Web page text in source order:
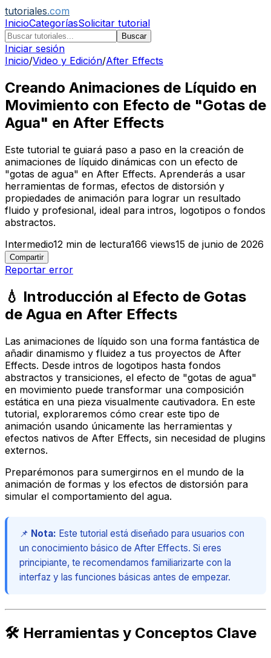
tutoriales.com
InicioCategoríasSolicitar tutorial
Buscar
Iniciar sesión
Inicio/Video y Edición/After Effects
Creando Animaciones de Líquido en
Movimiento con Efecto de "Gotas de
Agua" en After Effects
Este tutorial te guiará paso a paso en la creación de
animaciones de líquido dinámicas con un efecto de
"gotas de agua" en After Effects. Aprenderás a usar
herramientas de formas, efectos de distorsión y
propiedades de animación para lograr un resultado
fluido y profesional, ideal para intros, logotipos o fondos
abstractos.
Intermedio12 min de lectura166 views15 de junio de 2026
Compartir
Reportar error
💧 Introducción al Efecto de Gotas
de Agua en After Effects
Las animaciones de líquido son una forma fantástica de
añadir dinamismo y fluidez a tus proyectos de After
Effects. Desde intros de logotipos hasta fondos
abstractos y transiciones, el efecto de "gotas de agua"
en movimiento puede transformar una composición
estática en una pieza visualmente cautivadora. En este
tutorial, exploraremos cómo crear este tipo de
animación usando únicamente las herramientas y
efectos nativos de After Effects, sin necesidad de plugins
externos.
Preparémonos para sumergirnos en el mundo de la
animación de formas y los efectos de distorsión para
simular el comportamiento del agua.
📌 Nota: Este tutorial está diseñado para usuarios con
un conocimiento básico de After Effects. Si eres
principiante, te recomendamos familiarizarte con la
interfaz y las funciones básicas antes de empezar.
🛠️ Herramientas y Conceptos Clave